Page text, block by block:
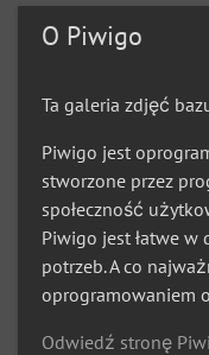
O Piwigo
Ta galeria zdjęć
Piwigo jest
stworzone przez
społeczność
Piwigo jest łatwe w
potrzeb. A co
oprogramowaniem
Odwiedź stronę